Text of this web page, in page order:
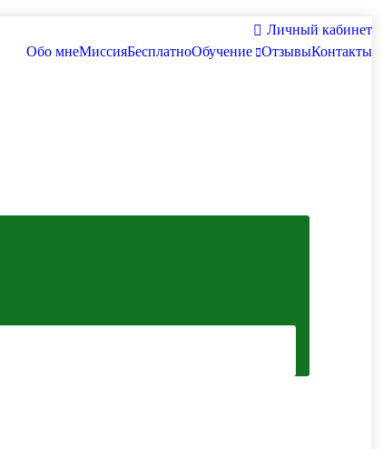
Личный кабинет
Обо мнеМиссияБесплатноОбучение ОтзывыКонтакты